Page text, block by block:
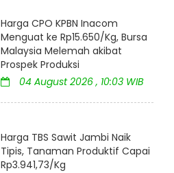
Harga CPO KPBN Inacom
Menguat ke Rp15.650/Kg, Bursa
Malaysia Melemah akibat
Prospek Produksi
04 August 2026 , 10:03 WIB
Harga TBS Sawit Jambi Naik
Tipis, Tanaman Produktif Capai
Rp3.941,73/Kg